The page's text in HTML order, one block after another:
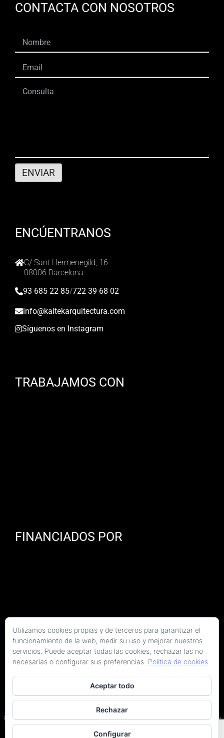
CONTACTA CON NOSOTROS
ENCÚENTRANOS
C/ Sant Hermenegild, 16
08006 Barcelona
93 685 22 85/722 39 68 02
info@kaitekarquitectura.com
Síguenos en Instagram
TRABAJAMOS CON
FINANCIADOS POR
Copyright 2026 Kaitek Servicios Tecnicos para la Construcción S.L.P. | Todos los
derechos reservados
Programa Kit Digital cofinanciado por los fondos Next Generation (EU) del Plan de
Recuperación, Transformación y Resiliencia.
Utilizamos cookies propias y de terceros para garantizar el
funcionamiento de la web, medir su uso y mejorar nuestros
servicios. Puede aceptar todas las cookies, rechazar las no
necesarias o configurar sus preferencias. Política de cookies
Aceptar todo
Rechazar
Configurar